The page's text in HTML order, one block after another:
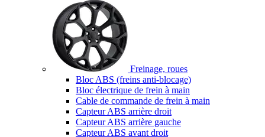
Freinage, roues
Bloc ABS (freins anti-blocage)
Bloc électrique de frein à main
Cable de commande de frein à main
Capteur ABS arrière droit
Capteur ABS arrière gauche
Capteur ABS avant droit